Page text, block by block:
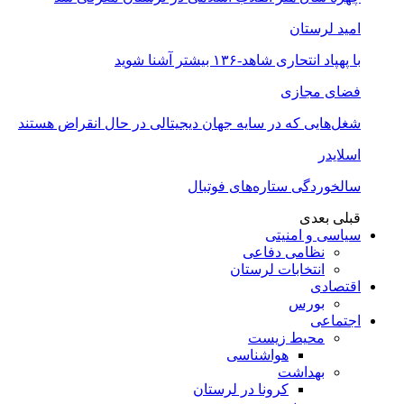
امید لرستان
با پهپاد انتحاری شاهد-۱۳۶ بیشتر آشنا شوید
فضای مجازی
شغل‌‌هایی که در سایه جهان دیجیتالی در حال انقراض هستند
اسلایدر
سالخوردگی ستاره‌های فوتبال
قبلی بعدی
سیاسی و امنیتی
نظامی دفاعی
انتخابات لرستان
اقتصادی
بورس
اجتماعی
محیط زیست
هواشناسی
بهداشت
کرونا در لرستان